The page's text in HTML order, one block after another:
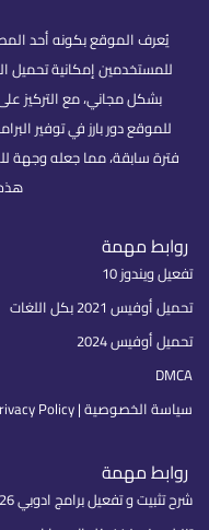
يُعرف الموقع بكونه أحد
للمستخدمين إمكانية تحميل
بشكل مجاني، مع التركيز
للموقع دور بارز في توفير
فترة سابقة، مما جعله وجهة
روابط مهمة
تفعيل ويندوز 10
تحميل أوفيس 2021 بكل اللغات
تحميل أوفيس 2024
DMCA
سياسة الخصوصية | Privacy Policy
روابط مهمة
شرح تثبيت و تفعيل برامج ادوبي 2026